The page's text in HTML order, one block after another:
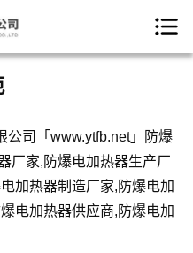
公司「www.ytfb.net」防爆
厂家,防爆电加热器生产厂
加热器制造厂家,防爆电加
电加热器供应商,防爆电加